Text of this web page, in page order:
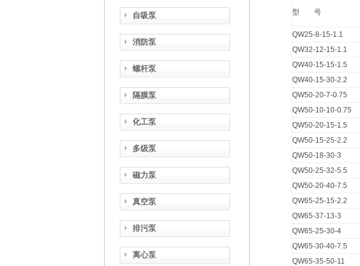
自吸泵
消防泵
螺杆泵
隔膜泵
化工泵
多级泵
磁力泵
真空泵
排污泵
离心泵
型 号
QW25-8-15-1.1
QW32-12-15-1.1
QW40-15-15-1.5
QW40-15-30-2.2
QW50-20-7-0.75
QW50-10-10-0.75
QW50-20-15-1.5
QW50-15-25-2.2
QW50-18-30-3
QW50-25-32-5.5
QW50-20-40-7.5
QW65-25-15-2.2
QW65-37-13-3
QW65-25-30-4
QW65-30-40-7.5
QW65-35-50-11